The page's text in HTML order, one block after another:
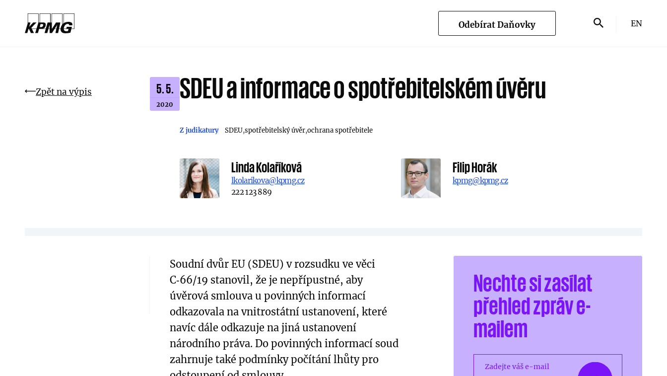
Odebírat Daňovky EN
Zpět na výpis 5. 5.
2020
SDEU a informace o spotřebitelském úvěru
Z judikatury SDEU spotřebitelský úvěr ochrana spotřebitele
Linda Kolaříková
lkolarikova@kpmg.cz
222 123 889
Filip Horák
kpmg@kpmg.cz
Soudní dvůr EU (SDEU) v rozsudku ve věci
C‑66/19 stanovil, že je nepřípustné, aby
úvěrová smlouva u povinných informací
odkazovala na vnitrostátní ustanovení, které
navíc dále odkazuje na jiná ustanovení
národního práva. Do povinných informací soud
zahrnuje také podmínky počítání lhůty pro
Nechte si zasílat
přehled zpráv e-
mailem
Zadejte váš e-mail